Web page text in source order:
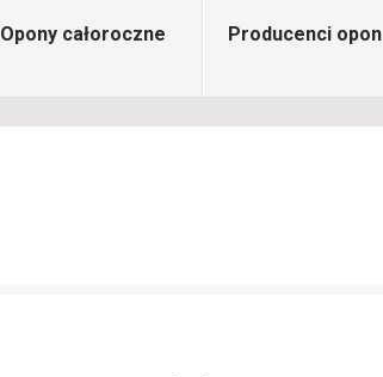
Opony całoroczne Producenci opon